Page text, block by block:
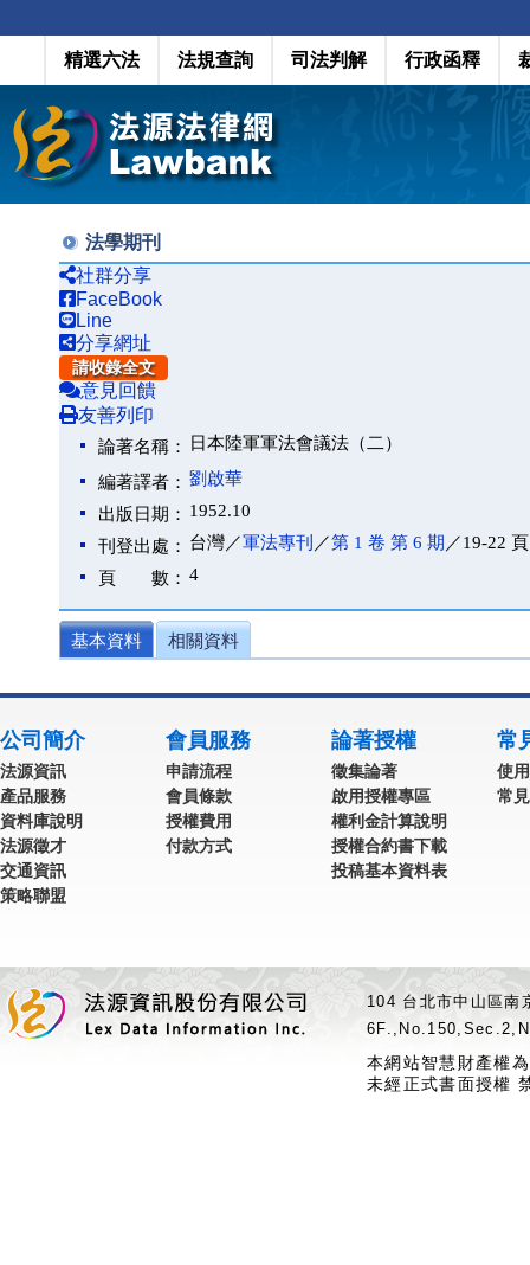
精選六法 法規查詢 司法判解 行政函釋
法學期刊
社群分享
FaceBook
Line
分享網址
請收錄全文
意見回饋
友善列印
論著名稱： 日本陸軍軍法會議法（二）
編著譯者： 劉啟華
出版日期： 1952.10
刊登出處： 台灣／軍法專刊 ／第 1 卷 第 6 期 ／19-22 頁
頁 數： 4
基本資料 相關資料
公司簡介
法源資訊
產品服務
資料庫說明
法源徵才
交通資訊
策略聯盟
會員服務
申請流程
會員條款
授權費用
付款方式
論著授權
徵集論著
啟用授權專區
權利金計算說明
授權合約書下載
投稿基本資料表
常
使
常
104 台北市中山區
本網站智慧財產權
未經正式書面授權